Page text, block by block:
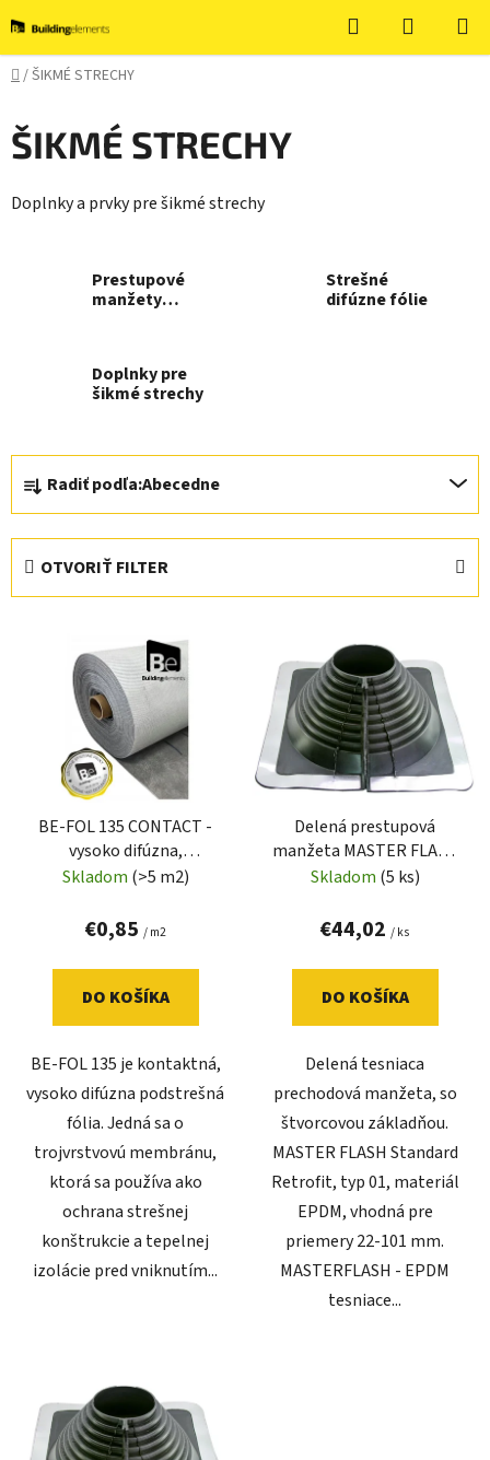
na
obsah
Hľadať
KOŠÍK
Domov
/ŠIKMÉ STRECHY
ŠIKMÉ STRECHY
Doplnky a prvky pre šikmé strechy
Prestupové
manžety
Strešné
difúzne fólie
Doplnky pre
šikmé strechy
R
a
d
Radiť podľa:Abecedne
OTVORIŤ FILTER
BE-FOL 135 CONTACT -
vysoko difúzna,
kontaktná membrána
Skladom (>5 m2)
€0,85 / m2
DO KOŠÍKA
BE-FOL 135 je kontaktná,
vysoko difúzna podstrešná
fólia. Jedná sa o
trojvrstvovú membránu,
ktorá sa používa ako
ochrana strešnej
konštrukcie a tepelnej
izolácie pred vniknutím...
Delená prestupová
manžeta MASTER FLASH
Standard Retrofit 1 (22-
Skladom (5 ks)
€44,02 / ks
DO KOŠÍKA
Delená tesniaca
prechodová manžeta, so
štvorcovou základňou.
MASTER FLASH Standard
Retrofit, typ 01, materiál
EPDM, vhodná pre
priemery 22-101 mm.
MASTERFLASH - EPDM
tesniace...